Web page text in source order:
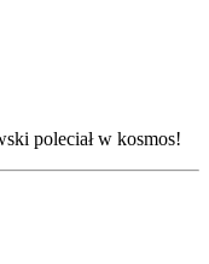
poleciał w kosmos!